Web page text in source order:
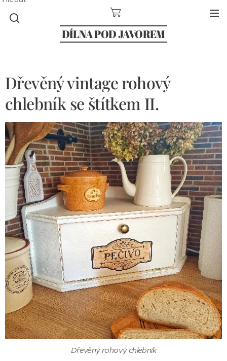
DÍLNA POD JAVOREM
Dřevěný vintage rohový
chlebník se štítkem II.
Dřevěný rohový chlebník
Vintage rohový chlebník